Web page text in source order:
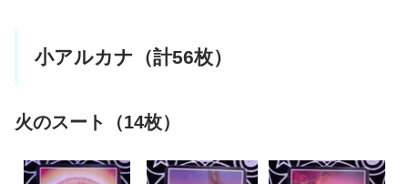
小アルカナ（計56枚）
火のスート（14枚）